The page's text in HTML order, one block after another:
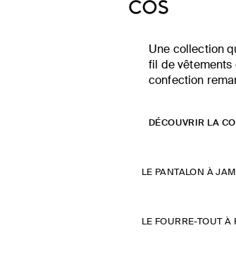
Une collection
fil de vêtements
confection
DÉCOUVRIR LA
LE PANTALON À
LE FOURRE-TOUT À